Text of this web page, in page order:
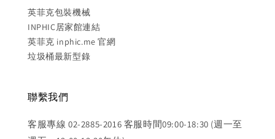
英菲克包裝機械
INPHIC居家館連結
英菲克 inphic.me 官網
垃圾桶最新型錄
聯繫我們
客服專線 02-2885-2016 客服時間09:00-18:30 (週一至